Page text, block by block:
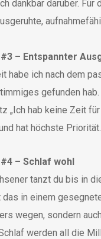
dankbar darüber.
– Entspannter
habe ich nach dem
gefunden
„Ich hab keine Zeit
hat höchste
– Schlaf wohl
tanzt du bis in
in einem
wegen, sondern
werden all die